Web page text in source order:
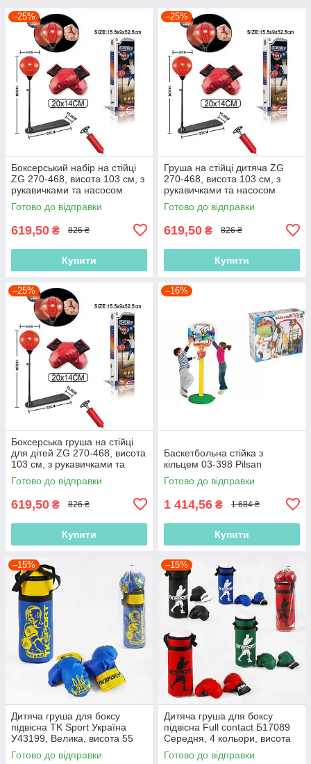
–25%
Боксерський набір на стійці
ZG 270-468, висота 103 см, з
рукавичками та насосом
Готово до відправки
619,50 ₴ 826 ₴
Купити
–25%
Груша на стійці дитяча ZG
270-468, висота 103 см, з
рукавичками та насосом
Готово до відправки
619,50 ₴ 826 ₴
Купити
–25%
Боксерська груша на стійці
для дітей ZG 270-468, висота
103 см, з рукавичками та
насосом
Готово до відправки
619,50 ₴ 826 ₴
Купити
–16%
Баскетбольна стійка з
кільцем 03-398 Pilsan
Готово до відправки
1 414,56 ₴ 1 684 ₴
Купити
–15%
Дитяча груша для боксу
підвісна TK Sport Україна
У43199, Велика, висота 55
см, з рукавичками
Готово до відправки
–15%
Дитяча груша для боксу
підвісна Full contact Б17089
Середня, 4 кольори, висота
47 см, з рукавичками
Готово до відправки